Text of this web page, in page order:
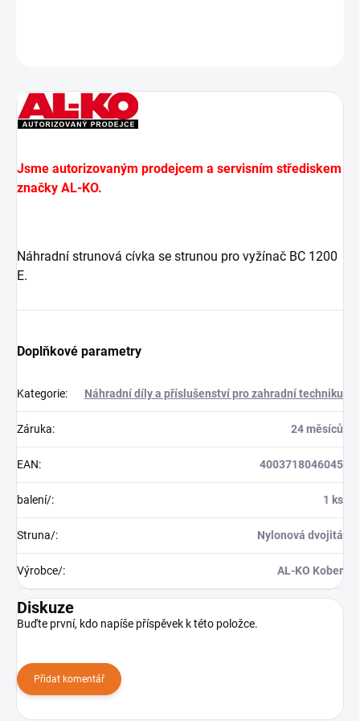
Jsme autorizovaným prodejcem a servisním střediskem
značky AL-KO.
Náhradní strunová cívka se strunou pro vyžínač BC 1200
E.
Doplňkové parametry
Kategorie: Náhradní díly a příslušenství pro zahradní techniku
Záruka: 24 měsíců
EAN: 4003718046045
balení/: 1 ks
Struna/: Nylonová dvojitá
Výrobce/: AL-KO Kober
Diskuze
Buďte první, kdo napíše příspěvek k této položce.
Přidat komentář